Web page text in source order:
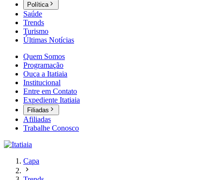
Política
Saúde
Trends
Turismo
Últimas Notícias
Quem Somos
Programação
Ouça a Itatiaia
Institucional
Entre em Contato
Expediente Itatiaia
Filiadas
Afiliadas
Trabalhe Conosco
Capa